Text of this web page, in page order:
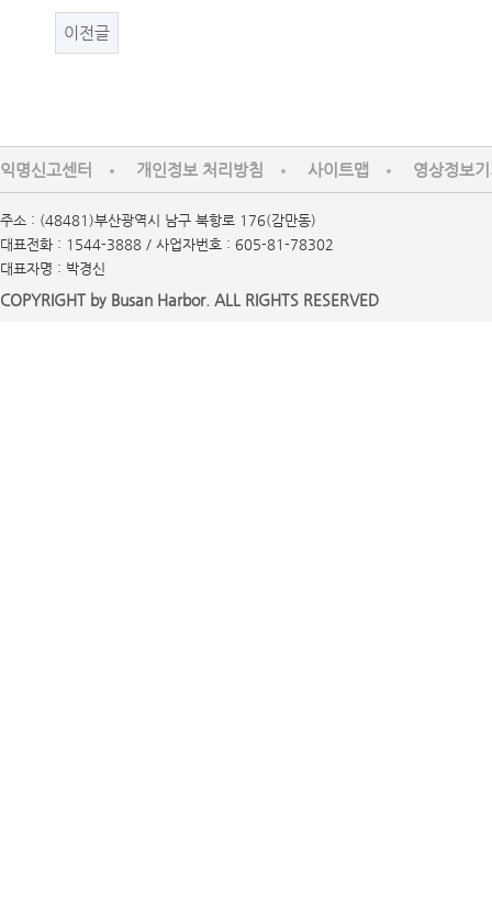
이전글
익명신고센터 개인정보 처리방침 사이트맵 영상정보
주소 : (48481)부산광역시 남구 북항로 176(감만동)
대표전화 : 1544-3888 / 사업자번호 : 605-81-78302
대표자명 : 박경신
COPYRIGHT by Busan Harbor. ALL RIGHTS RESERVED